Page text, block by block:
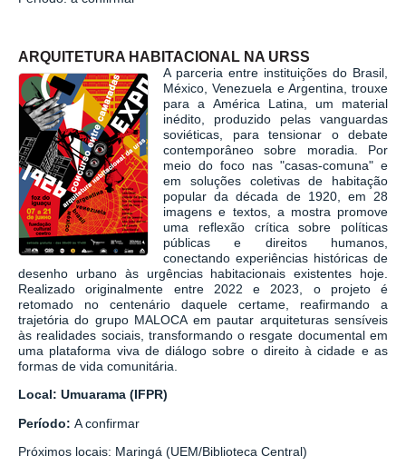
ARQUITETURA HABITACIONAL NA URSS
A parceria entre instituições do Brasil,
México, Venezuela e Argentina, trouxe
para a América Latina, um material
inédito, produzido pelas vanguardas
soviéticas, para tensionar o debate
contemporâneo sobre moradia. Por
meio do foco nas "casas-comuna" e
em soluções coletivas de habitação
popular da década de 1920, em 28
imagens e textos, a mostra promove
uma reflexão crítica sobre políticas
públicas e direitos humanos,
conectando experiências históricas de
desenho urbano às urgências habitacionais existentes hoje.
Realizado originalmente entre 2022 e 2023, o projeto é
retomado no centenário daquele certame, reafirmando a
trajetória do grupo MALOCA em pautar arquiteturas sensíveis
às realidades sociais, transformando o resgate documental em
uma plataforma viva de diálogo sobre o direito à cidade e as
formas de vida comunitária.
Local: Umuarama (IFPR)
Período: A confirmar
Próximos locais: Maringá (UEM/Biblioteca Central)